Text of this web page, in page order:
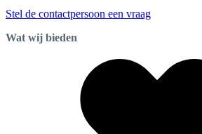
Stel de contactpersoon een vraag
Wat wij bieden